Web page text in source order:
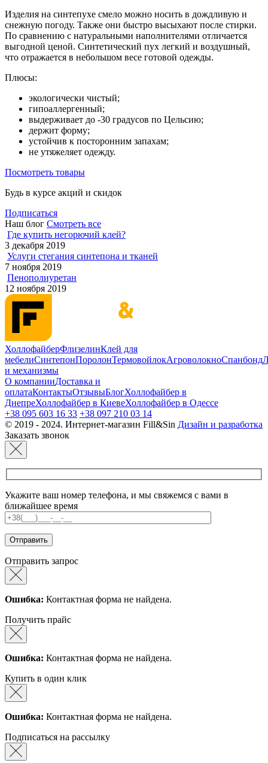
Изделия на синтепухе смело можно носить в дождливую и
снежную погоду. Также они быстро высыхают после стирки.
По сравнению с натуральными наполнителями отличается
выгодной ценой. Синтетический пух легкий и воздушный,
что отражается в небольшом весе готовой одежды.
Плюсы:
экологически чистый;
гипоаллергенный;
выдерживает до -30 градусов по Цельсию;
держит форму;
устойчив к посторонним запахам;
не утяжеляет одежду.
Посмотреть товары
Будь в курсе акций и скидок
Подписаться
Наш блог Смотреть все
Где купить негорючий клей?
3 декабря 2019
Услуги стегания синтепона и тканей
7 ноября 2019
Пенополиуретан
12 ноября 2019
ХоллофайберФлизелинКлей для
мебелиСинтепонПоролонТермовойлокАгроволокноСпанбонд
и механизмы
О компанииДоставка и
оплатаКонтактыОтзывыБлогХоллофайбер в
ДнепреХоллофайбер в КиевеХоллофайбер в Одессе
+38 095 603 16 33 +38 097 210 03 14
© 2019 - 2024. Интернет-магазин Fill&Sin Дизайн и разработка
Заказать звонок
Укажите ваш номер телефона, и мы свяжемся с вами в
ближайшее время
Отправить запрос
Ошибка: Контактная форма не найдена.
Получить прайс
Ошибка: Контактная форма не найдена.
Купить в один клик
Ошибка: Контактная форма не найдена.
Подписаться на рассылку